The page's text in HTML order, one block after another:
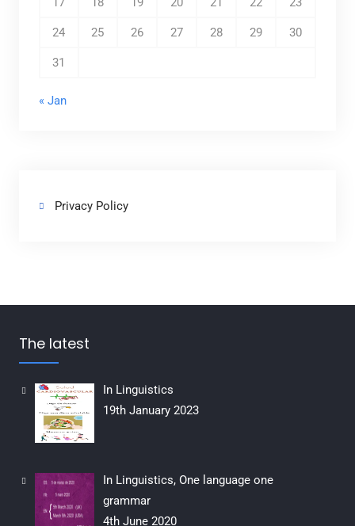
24 25 26 27 28 29 30
31
« Jan
Privacy Policy
The latest
In Linguistics
19th January 2023
In Linguistics, One language one
grammar
4th June 2020